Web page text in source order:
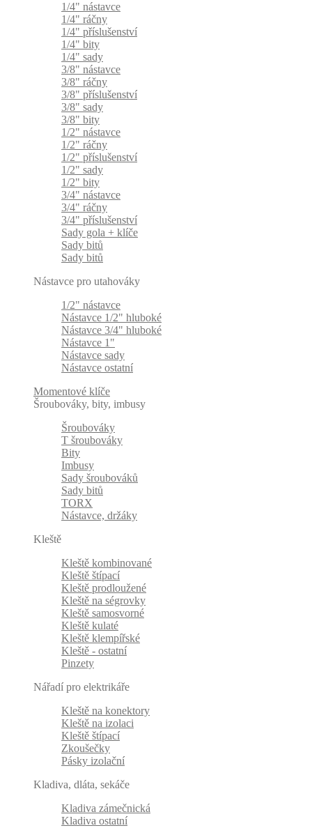
1/4" nástavce
1/4" ráčny
1/4" příslušenství
1/4" bity
1/4" sady
3/8" nástavce
3/8" ráčny
3/8" příslušenství
3/8" sady
3/8" bity
1/2" nástavce
1/2" ráčny
1/2" příslušenství
1/2" sady
1/2" bity
3/4" nástavce
3/4" ráčny
3/4" příslušenství
Sady gola + klíče
Sady bitů
Sady bitů
Nástavce pro utahováky
1/2" nástavce
Nástavce 1/2" hluboké
Nástavce 3/4" hluboké
Nástavce 1"
Nástavce sady
Nástavce ostatní
Momentové klíče
Šroubováky, bity, imbusy
Šroubováky
T šroubováky
Bity
Imbusy
Sady šroubováků
Sady bitů
TORX
Nástavce, držáky
Kleště
Kleště kombinované
Kleště štípací
Kleště prodloužené
Kleště na ségrovky
Kleště samosvorné
Kleště kulaté
Kleště klempířské
Kleště - ostatní
Pinzety
Nářadí pro elektrikáře
Kleště na konektory
Kleště na izolaci
Kleště štípací
Zkoušečky
Pásky izolační
Kladiva, dláta, sekáče
Kladiva zámečnická
Kladiva ostatní